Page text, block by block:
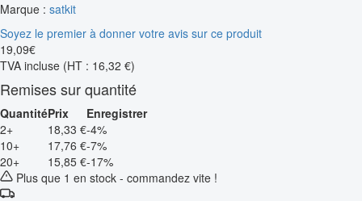
Marque : satkit
Soyez le premier à donner votre avis sur ce produit
19,09€
TVA incluse (HT : 16,32 €)
Remises sur quantité
QuantitéPrix
Enregistrer
2+
18,33 €-4%
10+
17,76 €-7%
20+
15,85 €-17%
Plus que 1 en stock - commandez vite !